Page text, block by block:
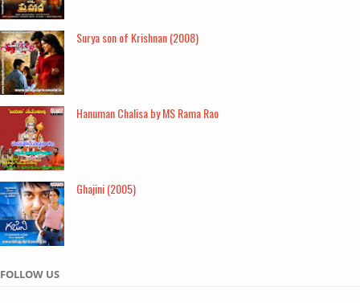
Surya son of Krishnan (2008)
Hanuman Chalisa by MS Rama Rao
Ghajini (2005)
FOLLOW US